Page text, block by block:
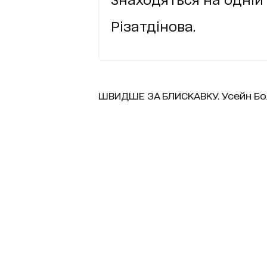
Різатдінова.
ШВИДШЕ ЗА БЛИСКАВКУ. Усейн